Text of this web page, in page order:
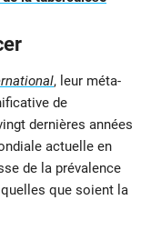
, leur méta-
de
dernières années
actuelle en
de la prévalence
que soient la